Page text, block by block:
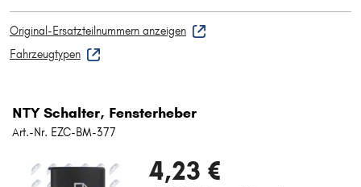
Original-Ersatzteilnummern anzeigen
Fahrzeugtypen
NTY Schalter, Fensterheber
Art.-Nr. EZC-BM-377
4,23 €